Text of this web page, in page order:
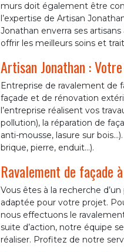
murs doit également être
l’expertise de Artisan
Jonathan enverra ses
offrir les meilleurs soins et
Artisan Jonathan :
Entreprise de ravalement de
façade et de rénovation
l’entreprise réalisent vos
pollution), la réparation de
anti-mousse, lasure sur
brique, pierre, enduit…).
Ravalement de façade
Vous êtes à la recherche
adaptée pour votre projet.
nous effectuons le
suite d’action, notre équipe
réaliser. Profitez de notre